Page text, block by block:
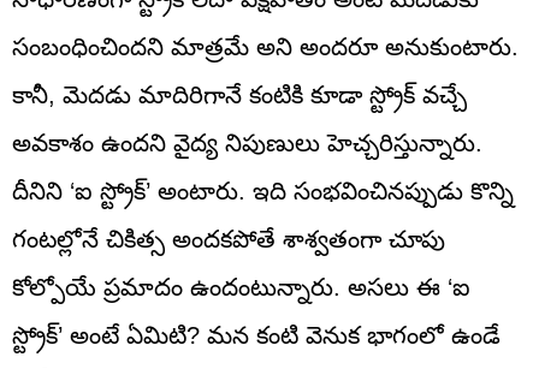
సంబంధించిందని మాత్రమే అని అందరూ అనుకుంటారు.
కానీ, మెదడు మాదిరిగానే కంటికి కూడా స్ట్రోక్ వచ్చే
అవకాశం ఉందని వైద్య నిపుణులు హెచ్చరిస్తున్నారు.
దీనిని ‘ఐ స్ట్రోక్’ అంటారు. ఇది సంభవించినప్పుడు కొన్ని
గంటల్లోనే చికిత్స అందకపోతే శాశ్వతంగా చూపు
కోల్పోయే ప్రమాదం ఉందంటున్నారు. అసలు ఈ ‘ఐ
స్ట్రోక్’ అంటే ఏమిటి? మన కంటి వెనుక భాగంలో ఉండే